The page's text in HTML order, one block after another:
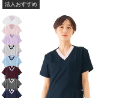
法人おすすめ